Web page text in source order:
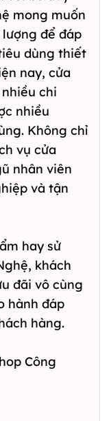
mong muốn
để đáp
dùng thiết
nay, cửa
chi
nhiều
Không chỉ
vụ cửa
nhân viên
và tận
hay sử
khách
đãi vô cùng
hành đáp
hàng.
Công